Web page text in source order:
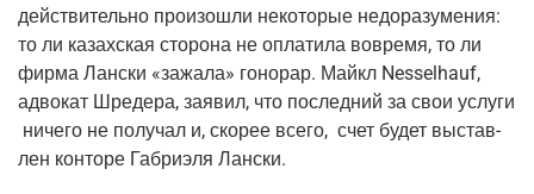
дей­стви­тель­но про­изо­шли неко­то­рые недо­ра­зу­ме­ния:
то ли казах­ская сто­ро­на не опла­ти­ла вовре­мя, то ли
фир­ма Лан­ски «зажа­ла» гоно­рар. Май­кл Nesselhauf,
адво­кат Шре­де­ра, заявил, что послед­ний за свои услу­ги
ниче­го не полу­чал и, ско­рее все­го, счет будет выстав­
лен кон­то­ре Габ­ри­э­ля Лански.